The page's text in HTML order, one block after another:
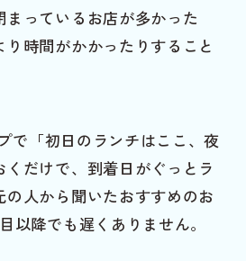
っているお店が多かった
り時間がかかったりすること
で「初日のランチはここ、夜
くだけで、到着日がぐっとラ
の人から聞いたおすすめのお
以降でも遅くありません。